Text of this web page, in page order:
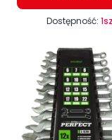
Dostępność: